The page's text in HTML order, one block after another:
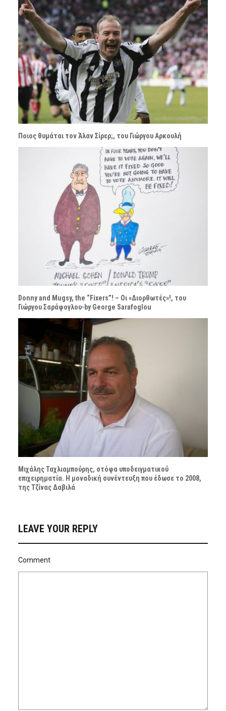
Ποιος θυμάται τον Άλαν Σίρερ;, του Γιώργου Αρκουλή
Donny and Mugsy, the “Fixers”! – Οι «Διορθωτές»!, του
Γιώργου Σαράφογλου-by George Sarafoglou
Μιχάλης Ταχλιαμπούρης, στόφα υποδειγματικού
επιχειρηματία. Η μοναδική συνέντευξη που έδωσε το 2008,
της Τζίνας Δαβιλά
LEAVE YOUR REPLY
Comment